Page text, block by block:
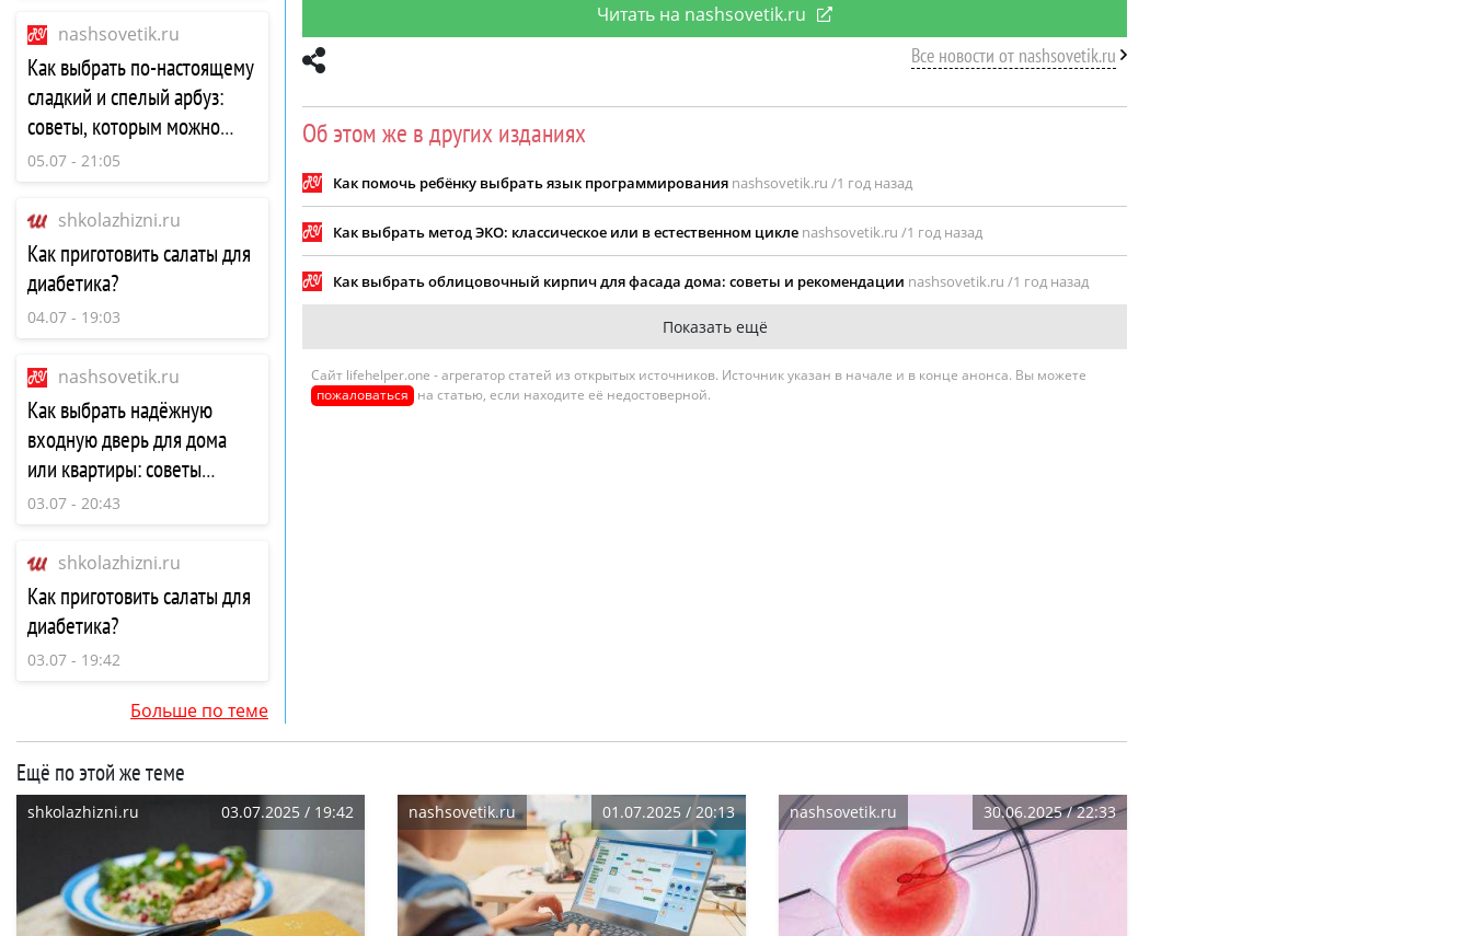
nashsovetik.ru
Как выбрать по-настоящему
сладкий и спелый арбуз:
советы, которым можно
доверять
05.07 - 21:05
shkolazhizni.ru
Как приготовить салаты для
диабетика?
04.07 - 19:03
nashsovetik.ru
Как выбрать надёжную
входную дверь для дома
или квартиры: советы
экспертов
03.07 - 20:43
shkolazhizni.ru
Как приготовить салаты для
диабетика?
03.07 - 19:42
Больше по теме
Читать на nashsovetik.ru
Все новости от nashsovetik.ru
Об этом же в других изданиях
Как помочь ребёнку выбрать язык программирования nashsovetik.ru /1 год назад
Как выбрать метод ЭКО: классическое или в естественном цикле nashsovetik.ru /1 год назад
Как выбрать облицовочный кирпич для фасада дома: советы и рекомендации nashsovetik.ru /1 год назад
Показать ещё
Сайт lifehelper.one - агрегатор статей из открытых источников. Источник указан в начале и в конце анонса. Вы можете
пожаловаться на статью, если находите её недостоверной.
Ещё по этой же теме
shkolazhizni.ru 03.07.2025 / 19:42 nashsovetik.ru 01.07.2025 / 20:13 nashsovetik.ru 30.06.2025 / 22:33